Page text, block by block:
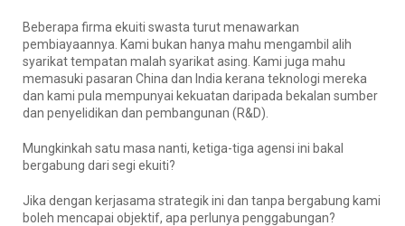
Beberapa firma ekuiti swasta turut menawarkan
pembiayaannya. Kami bukan hanya mahu mengambil alih
syarikat tempatan malah syarikat asing. Kami juga mahu
memasuki pasaran China dan India kerana teknologi mereka
dan kami pula mempunyai kekuatan daripada bekalan sumber
dan penyelidikan dan pembangunan (R&D).
Mungkinkah satu masa nanti, ketiga-tiga agensi ini bakal
bergabung dari segi ekuiti?
Jika dengan kerjasama strategik ini dan tanpa bergabung kami
boleh mencapai objektif, apa perlunya penggabungan?